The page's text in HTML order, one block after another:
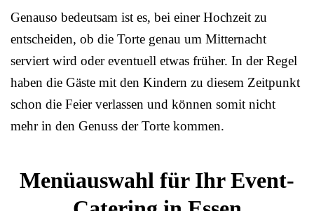
Genauso bedeutsam ist es, bei einer Hochzeit zu
entscheiden, ob die Torte genau um Mitternacht
serviert wird oder eventuell etwas früher. In der Regel
haben die Gäste mit den Kindern zu diesem Zeitpunkt
schon die Feier verlassen und können somit nicht
mehr in den Genuss der Torte kommen.
Menüauswahl für Ihr Event-